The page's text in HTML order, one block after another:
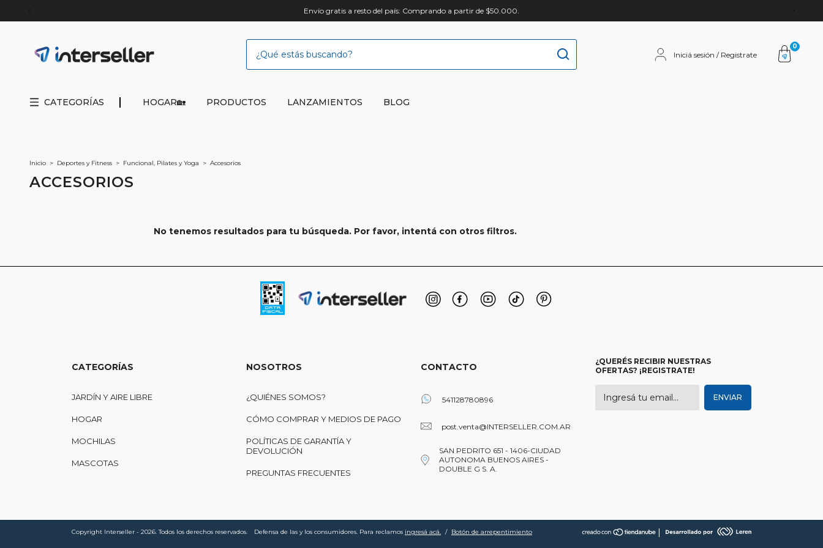
Envío gratis a resto del país: Comprando a partir de $50.000.
Iniciá sesión / Registrate
0
CATEGORÍAS HOGAR🏡 PRODUCTOS LANZAMIENTOS BLOG
Inicio > Deportes y Fitness > Funcional, Pilates y Yoga > Accesorios
ACCESORIOS
No tenemos resultados para tu búsqueda. Por favor, intentá con otros filtros.
CATEGORÍAS
JARDÍN Y AIRE LIBRE
HOGAR
MOCHILAS
MASCOTAS
NOSOTROS
¿QUIÉNES SOMOS?
CÓMO COMPRAR Y MEDIOS DE PAGO
POLÍTICAS DE GARANTÍA Y
DEVOLUCIÓN
PREGUNTAS FRECUENTES
CONTACTO
541128780896
post.venta@INTERSELLER.COM.AR
SAN PEDRITO 651 - 1406-CIUDAD
AUTONOMA BUENOS AIRES -
DOUBLE G S. A.
¿QUERÉS RECIBIR NUESTRAS
OFERTAS? ¡REGISTRATE!
Copyright Interseller - 2026. Todos los derechos reservados. Defensa de las y los consumidores. Para reclamos ingresá acá. / Botón de arrepentimiento |